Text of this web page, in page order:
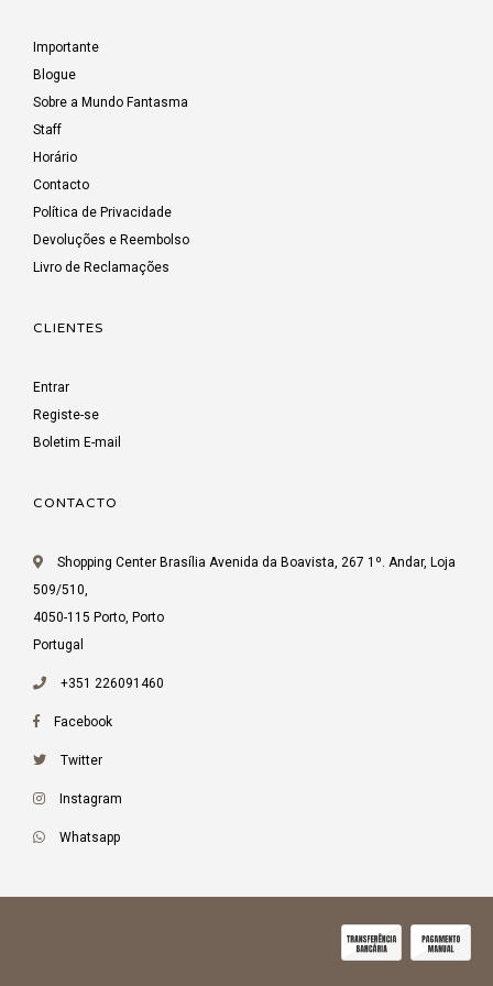
Importante
Blogue
Sobre a Mundo Fantasma
Staff
Horário
Contacto
Política de Privacidade
Devoluções e Reembolso
Livro de Reclamações
CLIENTES
Entrar
Registe-se
Boletim E-mail
CONTACTO
Shopping Center Brasília Avenida da Boavista, 267 1º. Andar, Loja
509/510,
4050-115 Porto, Porto
Portugal
+351 226091460
Facebook
Twitter
Instagram
Whatsapp